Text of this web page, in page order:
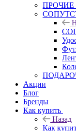
ПРОЧИЕ
Акции
Блог
Бренды
Как купить
Назад
Как